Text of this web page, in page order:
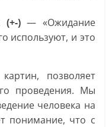
)— «Ожидание
используют, и это
позволяет
проведения. Мы
человека на
понимание, что с